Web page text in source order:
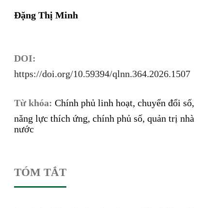
Đặng Thị Minh
DOI:
https://doi.org/10.59394/qlnn.364.2026.1507
Từ khóa: Chính phủ linh hoạt, chuyển đổi số,
năng lực thích ứng, chính phủ số, quản trị nhà
nước
TÓM TẮT